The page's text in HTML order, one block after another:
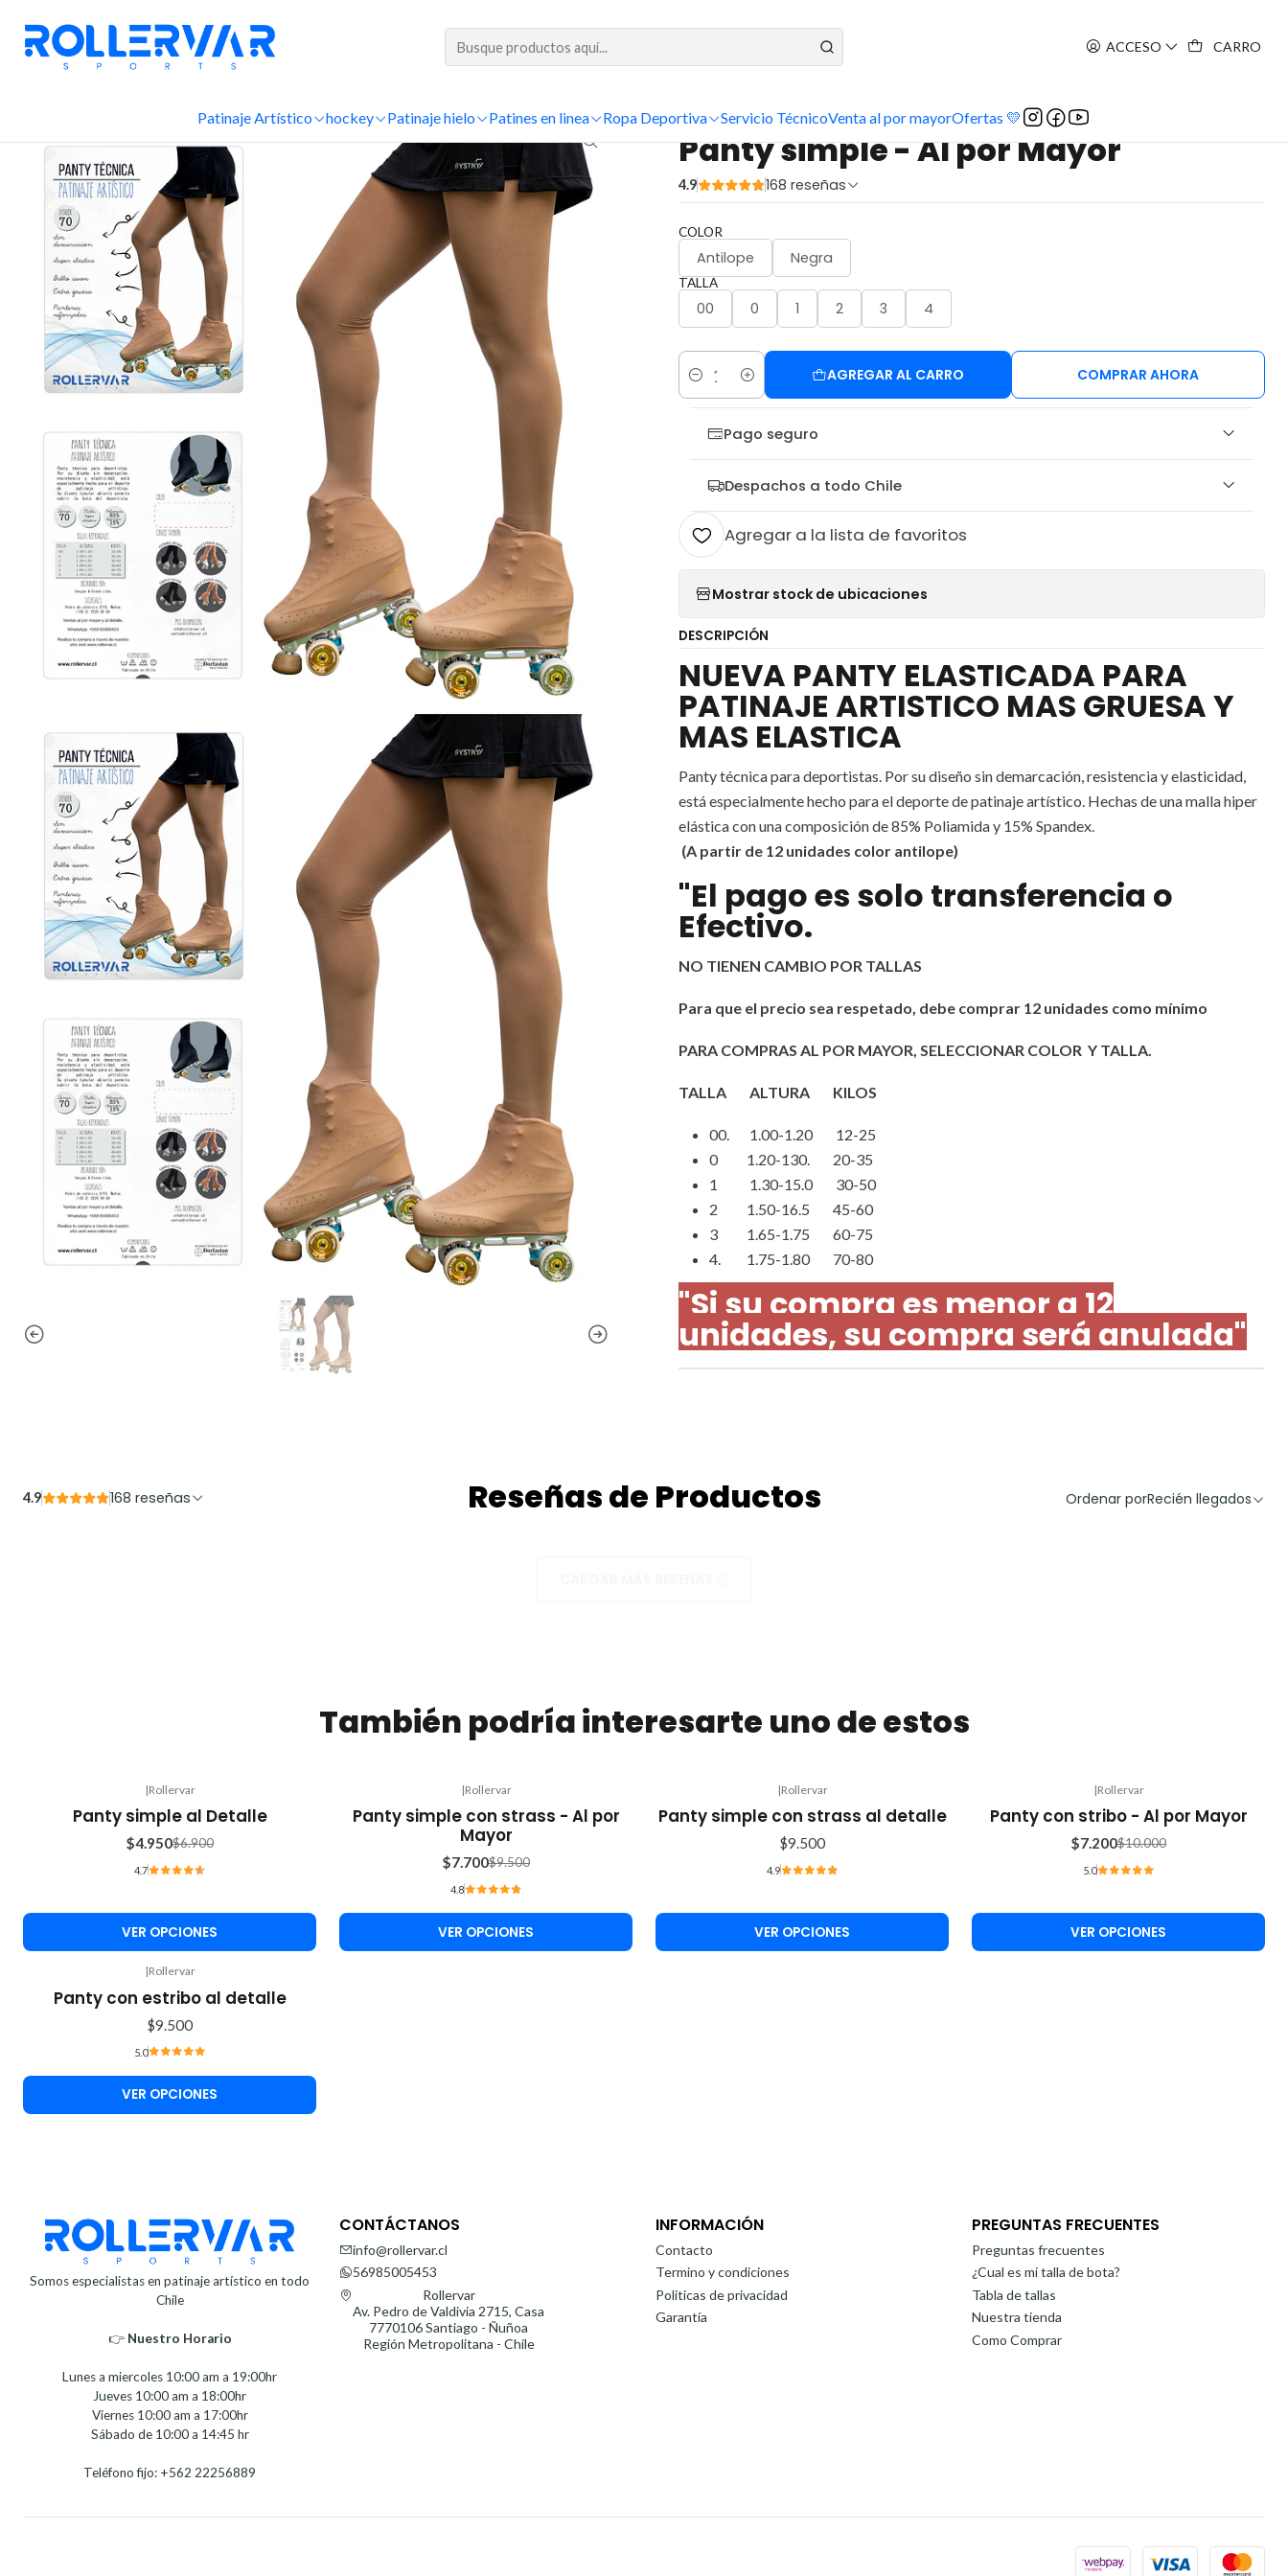
ACCESO CARRO
Patinaje Artístico hockey Patinaje hielo Patines en linea Ropa Deportiva Servicio TécnicoVenta al por mayorOfertas 💛
|
Panty simple - Al por Mayor
4.9 168 reseñas
COLOR
Antilope Negra
TALLA
00 0 1 2 3 4
Cantidad
AGREGAR AL CARRO COMPRAR AHORA
Pago seguro
Despachos a todo Chile
Agregar a la lista de favoritos
Mostrar stock de ubicaciones
DESCRIPCIÓN
NUEVA PANTY ELASTICADA PARA
PATINAJE ARTISTICO MAS GRUESA Y
MAS ELASTICA
Panty técnica para deportistas. Por su diseño sin demarcación, resistencia y elasticidad,
está especialmente hecho para el deporte de patinaje artístico. Hechas de una malla hiper
elástica con una composición de 85% Poliamida y 15% Spandex.
(A partir de 12 unidades color antilope)
"El pago es solo transferencia o
Efectivo.
NO TIENEN CAMBIO POR TALLAS
Para que el precio sea respetado, debe comprar 12 unidades como mínimo
PARA COMPRAS AL POR MAYOR, SELECCIONAR COLOR Y TALLA.
TALLA ALTURA KILOS
00. 1.00-1.20 12-25
0 1.20-130. 20-35
1 1.30-15.0 30-50
2 1.50-16.5 45-60
3 1.65-1.75 60-75
4. 1.75-1.80 70-80
"Si su compra es menor a 12
unidades, su compra será anulada"
Reseñas de Productos
4.9 168 reseñas Ordenar porRecién llegados
También podría interesarte uno de estos
|Rollervar
Panty simple al Detalle
$4.950$6.900
4.7
VER OPCIONES
-19%
OFF
|Rollervar
Panty simple con strass - Al por
Mayor
$7.700$9.500
4.8
VER OPCIONES
|Rollervar
Panty simple con strass al detalle
$9.500
4.9
VER OPCIONES
-28%
OFF
|Rollervar
Panty con stribo - Al por Mayor
$7.200$10.000
5.0
VER OPCIONES
|Rollervar
Panty con estribo al detalle
$9.500
5.0
VER OPCIONES
Somos especialistas en patinaje artístico en todo
Chile
👉 Nuestro Horario⁣⁣
Lunes a miercoles 10:00 am a 19:00hr
Jueves 10:00 am a 18:00hr
Viernes 10:00 am a 17:00hr
Sábado de 10:00 a 14:45 hr
Teléfono fijo: +562 22256889
CONTÁCTANOS
info@rollervar.cl
56985005453
Rollervar
Av. Pedro de Valdivia 2715, Casa
7770106 Santiago - Ñuñoa
Región Metropolitana - Chile
INFORMACIÓN
Contacto
Termino y condiciones
Politicas de privacidad
Garantía
PREGUNTAS FRECUENTES
Preguntas frecuentes
¿Cual es mi talla de bota?
Tabla de tallas
Nuestra tienda
Como Comprar